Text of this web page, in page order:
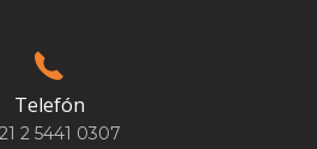
Telefón
2 5441 0307